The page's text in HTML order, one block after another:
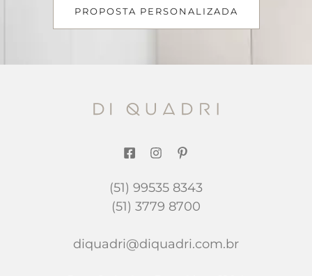
PROPOSTA PERSONALIZADA
(51) 99535 8343
(51) 3779 8700
diquadri@diquadri.com.br